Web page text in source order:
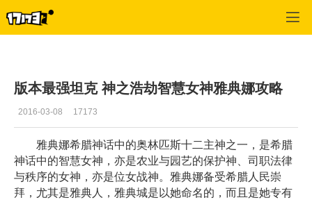
版本最强坦克 神之浩劫智慧女神雅典娜攻略
2016-03-08 17173
雅典娜希腊神话中的奥林匹斯十二主神之一，是希腊
神话中的智慧女神，亦是农业与园艺的保护神、司职法律
与秩序的女神，亦是位女战神。雅典娜备受希腊人民崇
拜，尤其是雅典人，雅典城是以她命名的，而且是她专有